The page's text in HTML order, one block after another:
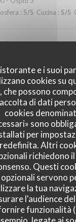
e i suoi
cookies su
che possono
di dati
cookies
sono
per
Altri
richiedono
Questi
opzionali servono
la tua
l'audience
funzionalità
: 5/5 Cucina : 5/5
hier, et le résultat
savoureux, personnel
!
- Ospiti 2
:5/5 Cucina: 5/5
de goût et
- Ospiti 3